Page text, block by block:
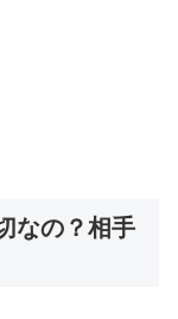
なの？相手